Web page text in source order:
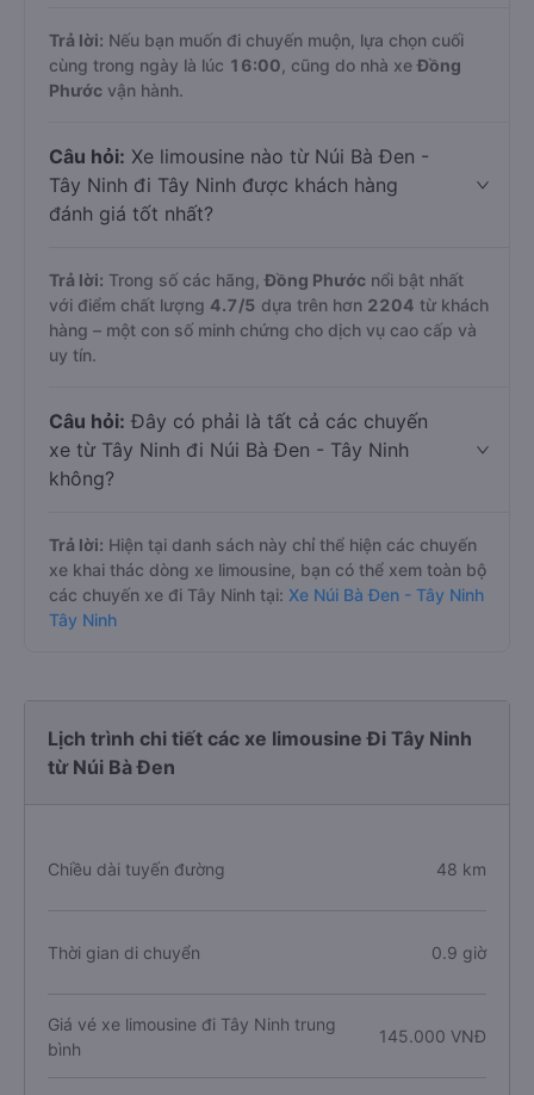
Trả lời: Nếu bạn muốn đi chuyến muộn, lựa chọn cuối
cùng trong ngày là lúc 16:00 , cũng do nhà xeĐồng
Phước vận hành.
Câu hỏi: Xe limousine nào từ Núi Bà Đen -
Tây Ninh đi Tây Ninh được khách hàng
đánh giá tốt nhất?
Trả lời: Trong số các hãng,Đồng Phước nổi bật nhất
với điểm chất lượng 4.7/5 dựa trên hơn 2204 từ khách
hàng – một con số minh chứng cho dịch vụ cao cấp và
uy tín.
Câu hỏi: Đây có phải là tất cả các chuyến
xe từ Tây Ninh đi Núi Bà Đen - Tây Ninh
không?
Trả lời: Hiện tại danh sách này chỉ thể hiện các chuyến
xe khai thác dòng xe limousine, bạn có thể xem toàn bộ
các chuyến xe đi Tây Ninh tại: Xe Núi Bà Đen - Tây Ninh
Tây Ninh
Lịch trình chi tiết các xe limousine Đi Tây Ninh
từ Núi Bà Đen
Chiều dài tuyến đường 48 km
Thời gian di chuyển 0.9 giờ
Giá vé xe limousine đi Tây Ninh trung
bình
145.000 VNĐ